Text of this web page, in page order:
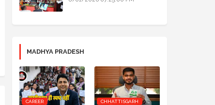
MADHYA PRADESH
CAREER CHHATTISGARH